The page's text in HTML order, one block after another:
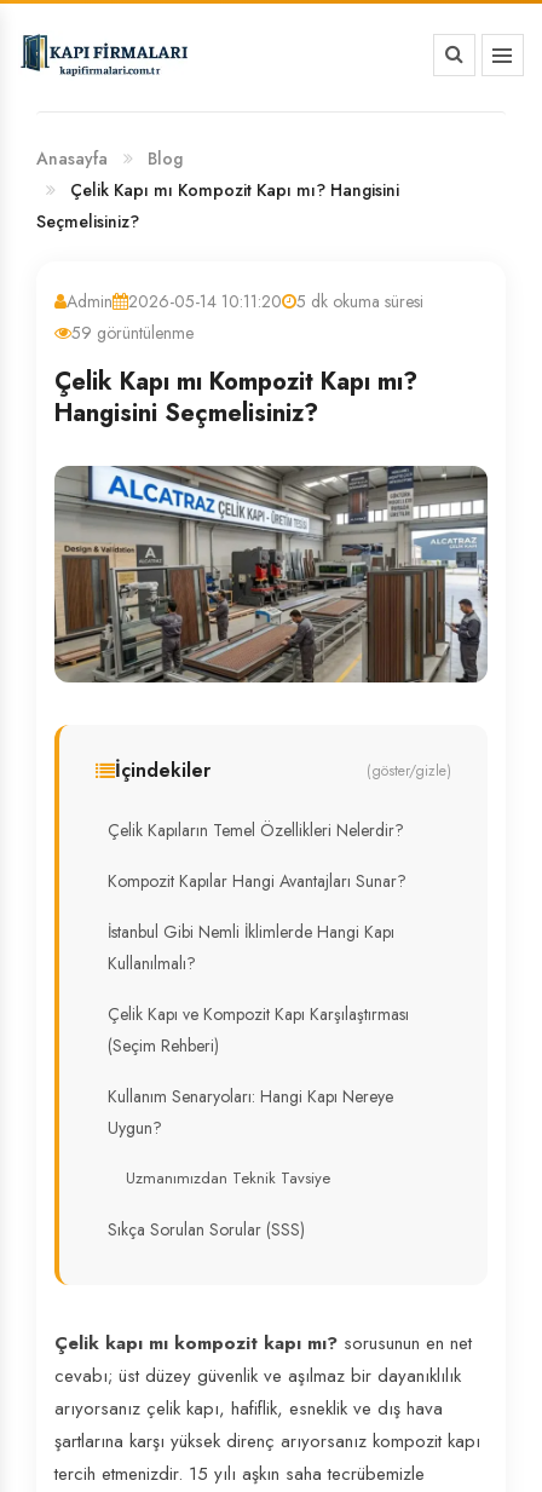
BANKA HESAP NUMARALARIMIZ
Anasayfa
Blog
Çelik Kapı mı Kompozit Kapı mı? Hangisini
Seçmelisiniz?
Admin 2026-05-14 10:11:20
5 dk okuma süresi
59 görüntülenme
Çelik Kapı mı Kompozit Kapı mı?
Hangisini Seçmelisiniz?
İçindekiler (göster/gizle)
Çelik Kapıların Temel Özellikleri Nelerdir?
Kompozit Kapılar Hangi Avantajları Sunar?
İstanbul Gibi Nemli İklimlerde Hangi Kapı
Kullanılmalı?
Çelik Kapı ve Kompozit Kapı Karşılaştırması
(Seçim Rehberi)
Kullanım Senaryoları: Hangi Kapı Nereye
Uygun?
Uzmanımızdan Teknik Tavsiye
Sıkça Sorulan Sorular (SSS)
Çelik kapı mı kompozit kapı mı? sorusunun en net
cevabı; üst düzey güvenlik ve aşılmaz bir dayanıklılık
arıyorsanız çelik kapı, hafiflik, esneklik ve dış hava
şartlarına karşı yüksek direnç arıyorsanız kompozit kapı
tercih etmenizdir. 15 yılı aşkın saha tecrübemizle